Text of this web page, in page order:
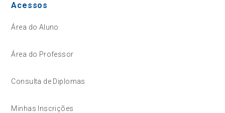
Acessos
Área do Aluno
Área do Professor
Consulta de Diplomas
Minhas Inscrições